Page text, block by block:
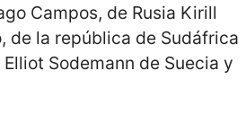
Campos, de Rusia Kirill
de la república de Sudáfrica
Sodemann de Suecia y